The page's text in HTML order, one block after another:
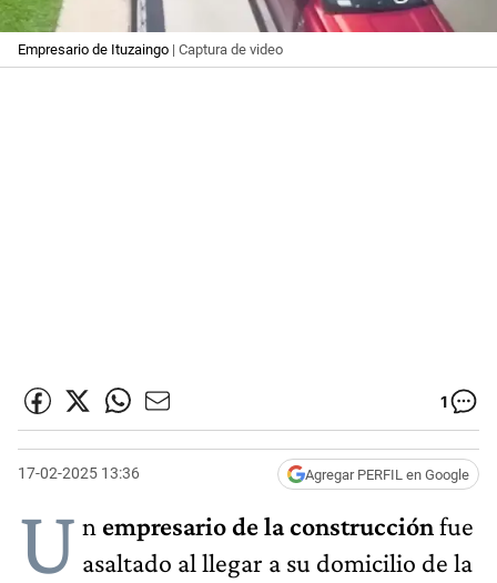
Empresario de Ituzaingo | Captura de video
1
17-02-2025 13:36 Agregar PERFIL en Google
U n empresario de la construcciónfue
asaltado al llegar a su domicilio de la